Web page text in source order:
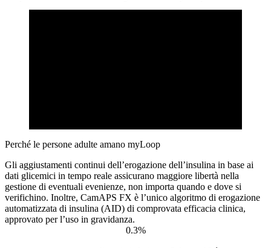
Perché le persone adulte amano myLoop
Gli aggiustamenti continui dell’erogazione dell’insulina in base ai
dati glicemici in tempo reale assicurano maggiore libertà nella
gestione di eventuali evenienze, non importa quando e dove si
verifichino. Inoltre, CamAPS FX è l’unico algoritmo di erogazione
automatizzata di insulina (AID) di comprovata efficacia clinica,
approvato per l’uso in gravidanza.
0.3%